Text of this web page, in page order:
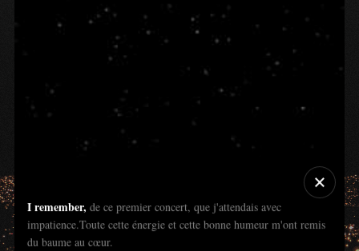
I remember, de ce premier concert, que j'attendais avec
impatience.Toute cette énergie et cette bonne humeur m'ont remis
du baume au cœur.